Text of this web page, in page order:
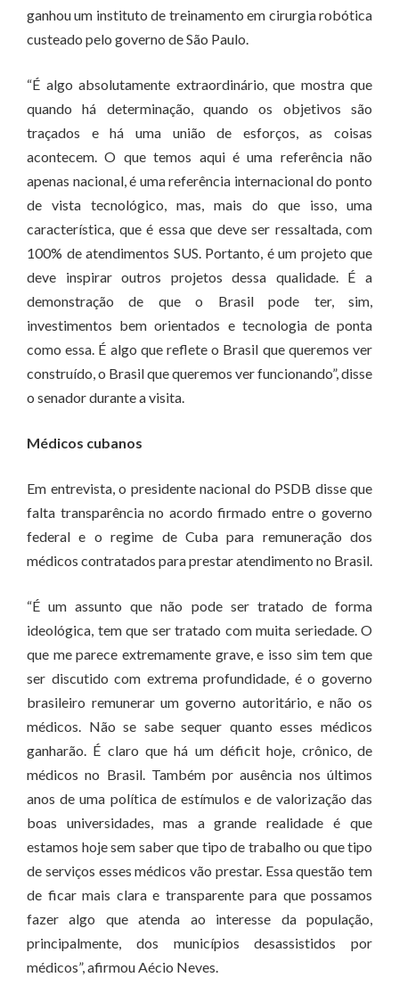
ganhou um instituto de treinamento em cirurgia robótica
custeado pelo governo de São Paulo.
“É algo absolutamente extraordinário, que mostra que
quando há determinação, quando os objetivos são
traçados e há uma união de esforços, as coisas
acontecem. O que temos aqui é uma referência não
apenas nacional, é uma referência internacional do ponto
de vista tecnológico, mas, mais do que isso, uma
característica, que é essa que deve ser ressaltada, com
100% de atendimentos SUS. Portanto, é um projeto que
deve inspirar outros projetos dessa qualidade. É a
demonstração de que o Brasil pode ter, sim,
investimentos bem orientados e tecnologia de ponta
como essa. É algo que reflete o Brasil que queremos ver
construído, o Brasil que queremos ver funcionando”, disse
o senador durante a visita.
Médicos cubanos
Em entrevista, o presidente nacional do PSDB disse que
falta transparência no acordo firmado entre o governo
federal e o regime de Cuba para remuneração dos
médicos contratados para prestar atendimento no Brasil.
“É um assunto que não pode ser tratado de forma
ideológica, tem que ser tratado com muita seriedade. O
que me parece extremamente grave, e isso sim tem que
ser discutido com extrema profundidade, é o governo
brasileiro remunerar um governo autoritário, e não os
médicos. Não se sabe sequer quanto esses médicos
ganharão. É claro que há um déficit hoje, crônico, de
médicos no Brasil. Também por ausência nos últimos
anos de uma política de estímulos e de valorização das
boas universidades, mas a grande realidade é que
estamos hoje sem saber que tipo de trabalho ou que tipo
de serviços esses médicos vão prestar. Essa questão tem
de ficar mais clara e transparente para que possamos
fazer algo que atenda ao interesse da população,
principalmente, dos municípios desassistidos por
médicos”, afirmou Aécio Neves.